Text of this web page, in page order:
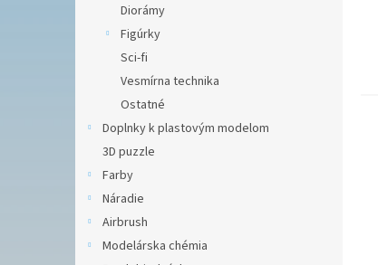
Diorámy
Figúrky
Sci-fi
Vesmírna technika
Ostatné
Doplnky k plastovým modelom
3D puzzle
Farby
Náradie
Airbrush
Modelárska chémia